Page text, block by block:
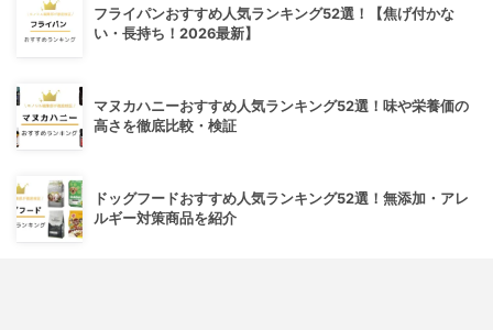
フライパンおすすめ人気ランキング52選！【焦げ付かな
い・長持ち！2026最新】
マヌカハニーおすすめ人気ランキング52選！味や栄養価の
高さを徹底比較・検証
ドッグフードおすすめ人気ランキング52選！無添加・アレ
ルギー対策商品を紹介